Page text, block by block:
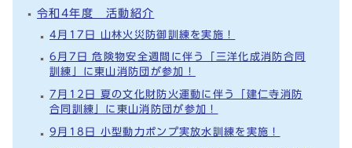
令和4年度 活動紹介
4月17日 山林火災防御訓練を実施！
6月7日 危険物安全週間に伴う「三洋化成消防合同
訓練」に東山消防団が参加！
7月12日 夏の文化財防火運動に伴う「建仁寺消防
合同訓練」に東山消防団が参加！
9月18日 小型動力ポンプ実放水訓練を実施！